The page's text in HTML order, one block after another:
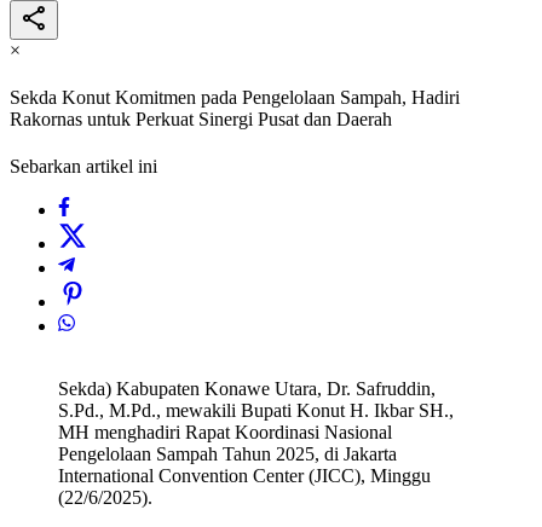
×
Sekda Konut Komitmen pada Pengelolaan Sampah, Hadiri
Rakornas untuk Perkuat Sinergi Pusat dan Daerah
Sebarkan artikel ini
Sekda) Kabupaten Konawe Utara, Dr. Safruddin,
S.Pd., M.Pd., mewakili Bupati Konut H. Ikbar SH.,
MH menghadiri Rapat Koordinasi Nasional
Pengelolaan Sampah Tahun 2025, di Jakarta
International Convention Center (JICC), Minggu
(22/6/2025).